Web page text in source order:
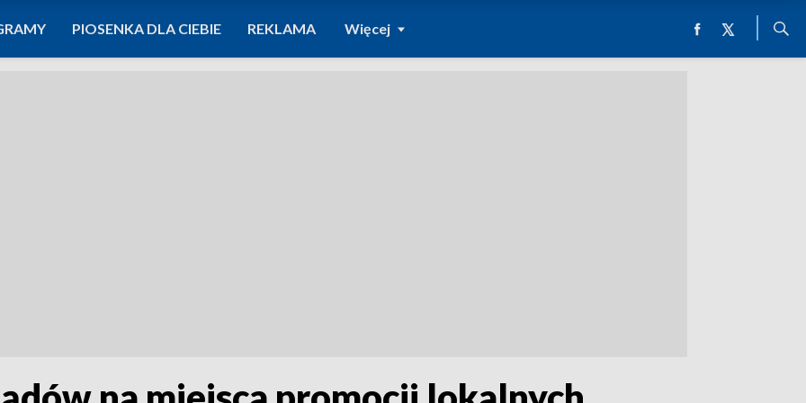
PIOSENKA DLA CIEBIE REKLAMA Więcej